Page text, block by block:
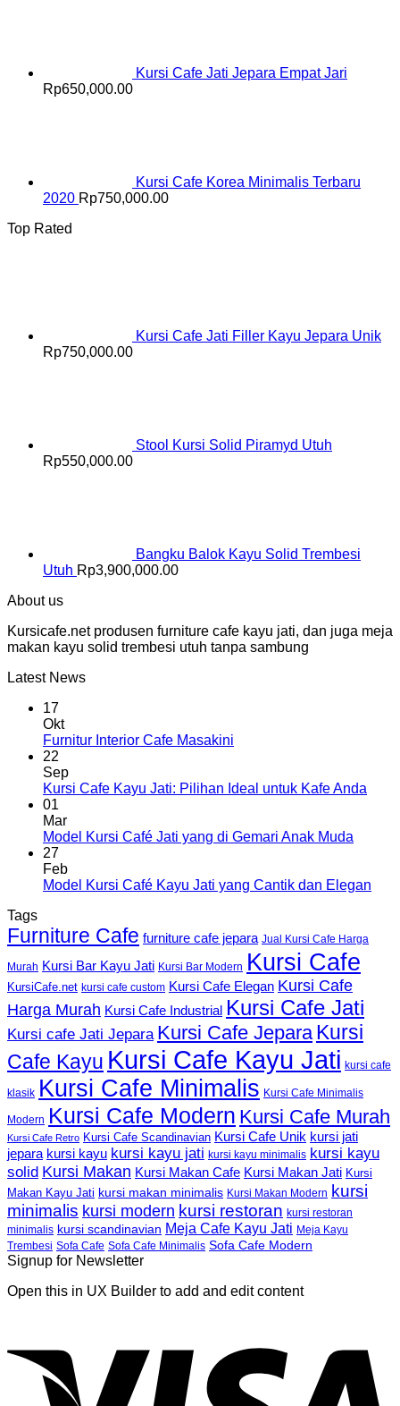
Kursi Cafe Jati Jepara Empat Jari
Rp650,000.00
Kursi Cafe Korea Minimalis Terbaru
2020 Rp750,000.00
Top Rated
Kursi Cafe Jati Filler Kayu Jepara Unik
Rp750,000.00
Stool Kursi Solid Piramyd Utuh
Rp550,000.00
Bangku Balok Kayu Solid Trembesi
Utuh Rp3,900,000.00
About us
Kursicafe.net produsen furniture cafe kayu jati, dan juga meja
makan kayu solid trembesi utuh tanpa sambung
Latest News
17
Okt
Furnitur Interior Cafe Masakini
22
Sep
Kursi Cafe Kayu Jati: Pilihan Ideal untuk Kafe Anda
01
Mar
Model Kursi Café Jati yang di Gemari Anak Muda
27
Feb
Model Kursi Café Kayu Jati yang Cantik dan Elegan
Tags
Furniture Cafe furniture cafe jepara Jual Kursi Cafe Harga
Murah Kursi Bar Kayu Jati Kursi Bar Modern Kursi Cafe
KursiCafe.net kursi cafe custom Kursi Cafe Elegan Kursi Cafe
Harga Murah Kursi Cafe Industrial Kursi Cafe Jati
Kursi cafe Jati Jepara Kursi Cafe Jepara Kursi
Cafe Kayu Kursi Cafe Kayu Jati kursi cafe
klasik Kursi Cafe Minimalis Kursi Cafe Minimalis
Modern Kursi Cafe Modern Kursi Cafe Murah
Kursi Cafe Retro Kursi Cafe Scandinavian Kursi Cafe Unik kursi jati
jepara kursi kayu kursi kayu jati kursi kayu minimalis kursi kayu
solid Kursi Makan Kursi Makan Cafe Kursi Makan Jati Kursi
Makan Kayu Jati kursi makan minimalis Kursi Makan Modern
kursi
minimalis kursi modern kursi restoran kursi restoran
minimalis kursi scandinavian Meja Cafe Kayu Jati Meja Kayu
Trembesi Sofa Cafe Sofa Cafe Minimalis Sofa Cafe Modern
Signup for Newsletter
Open this in UX Builder to add and edit content